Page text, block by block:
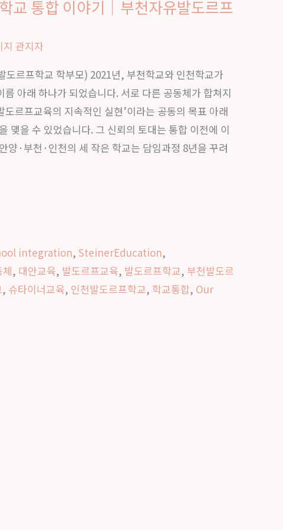
교 통합 이야기｜부천자유발도르프
지 관지자
도르프학교 학부모) 2021년, 부천학교와 인천학교가
름 아래 하나가 되었습니다. 서로 다른 공동체가 합쳐지
도르프교육의 지속적인 실현’이라는 공동의 목표 아래
맺을 수 있었습니다. 그 신뢰의 토대는 통합 이전에 이
양·부천·인천의 세 작은 학교는 담임과정 8년을 꾸려
integration, SteinerEducation,
, 대안교육, 발도르프교육, 발도르프학교,부천발도르
, 슈타이너교육, 인천발도르프학교, 학교통합, Our